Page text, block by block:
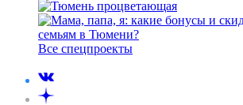
Все спецпроекты